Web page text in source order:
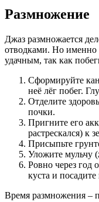
Размножение
Джаз размножается
отводками. Но именно
удачным, так как
Сформируйте
неё лёг побег.
Отделите
почки.
Пригните его
растрескался) к
Присыпьте
Уложите мульчу
Ровно через год
куста и
Время размножения –